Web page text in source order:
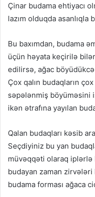
Çinar budama ehtiyacı
lazım olduqda asanlıqla
Bu baxımdan, budama
üçün həyata keçirilə
edilirsə, ağac
Çox qalın budaqların
səpələnmiş böyüməsini
ikən ətrafına yayılan
Qalan budaqları kəsib
Seçdiyiniz bu yan
müvəqqəti olaraq iplərlə
budayan zaman zirvələri
budama forması ağaca